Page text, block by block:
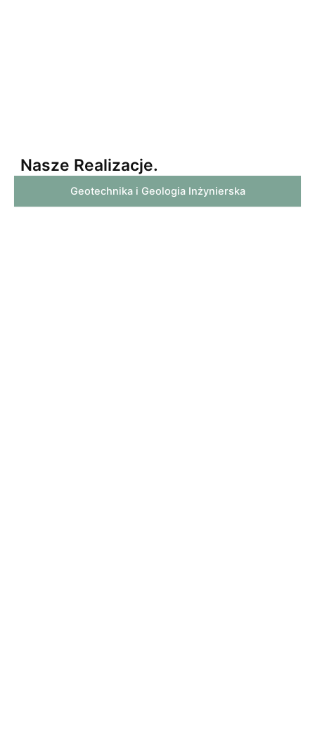
Nasze Realizacje.
Geotechnika i Geologia Inżynierska